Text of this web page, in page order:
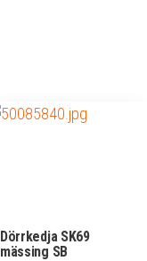
Dörrkedja SK69
mässing SB